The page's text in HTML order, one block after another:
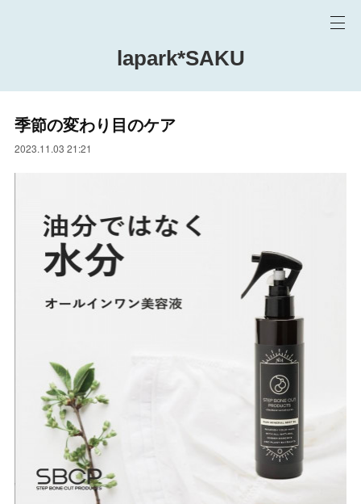
lapark*SAKU
季節の変わり目のケア
2023.11.03 21:21